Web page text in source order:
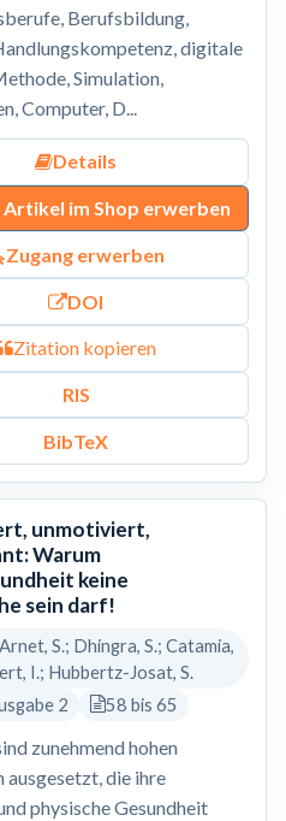
Berufsbildung,
digitale
Simulation,
Computer, D...
Details
Artikel im Shop erwerben
Zugang erwerben
DOI
Zitation kopieren
RIS
BibTeX
unmotiviert,
Warum
keine
sein darf!
S.; Dhingra, S.; Catamia,
I.; Hubbertz-Josat, S.
2
58 bis 65
zunehmend hohen
ausgesetzt, die ihre
physische Gesundheit